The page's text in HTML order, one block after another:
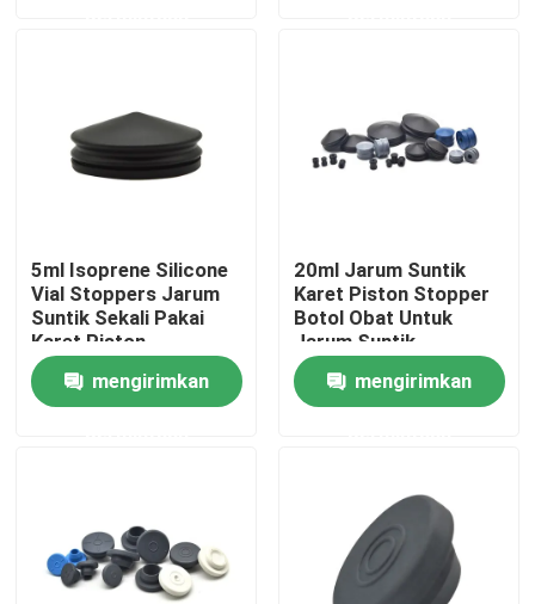
Wisata pabrik
Hubungi kami
Quote request suatu
Plunger Jarum Suntik Karet
5ml Isoprene Silicone
Vial Stoppers Jarum
Suntik Sekali Pakai
Karet Piston
mengirimkan
20ml Jarum Suntik
Karet Piston Stopper
Botol Obat Untuk
Jarum Suntik
mengirimkan